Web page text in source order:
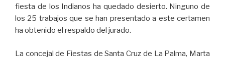
fiesta de los Indianos ha quedado desierto. Ninguno de
los 25 trabajos que se han presentado a este certamen
ha obtenido el respaldo del jurado.
La concejal de Fiestas de Santa Cruz de La Palma, Marta